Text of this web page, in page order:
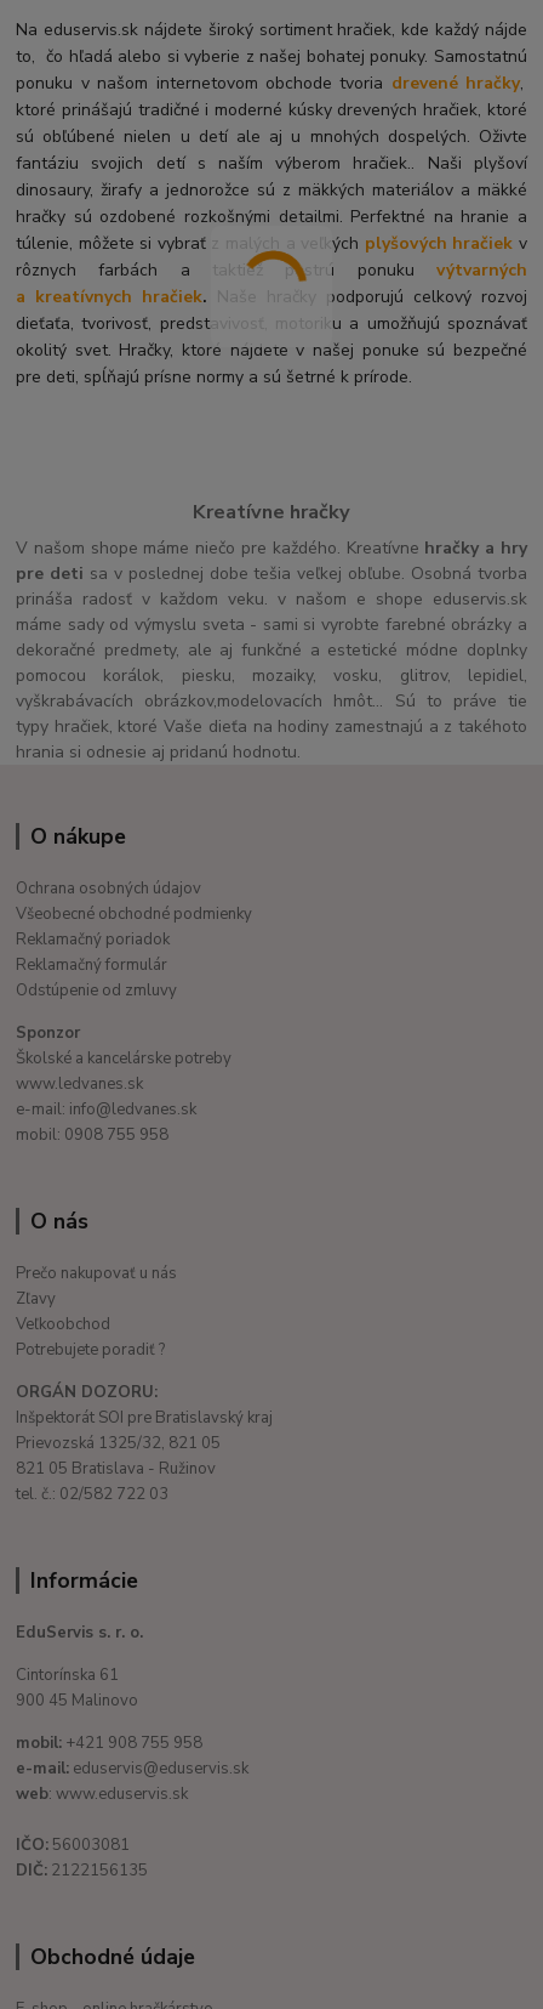
Na eduservis.sk nájdete široký sortiment hračiek, kde každý nájde
to, čo hľadá alebo si vyberie z našej bohatej ponuky. Samostatnú
ponuku v našom internetovom obchode tvoria drevené hračky,
ktoré prinášajú tradičné i moderné kúsky drevených hračiek, ktoré
sú obľúbené nielen u detí ale aj u mnohých dospelých. Oživte
fantáziu svojich detí s naším výberom hračiek.. Naši plyšoví
dinosaury, žirafy a jednorožce sú z mäkkých materiálov a mäkké
hračky sú ozdobené rozkošnými detailmi. Perfektné na hranie a
túlenie, môžete si vybrať z malých a veľkých plyšových hračiek v
rôznych farbách a taktiež pestrú ponuku výtvarných
a kreatívnych hračiek.
Naše hračky podporujú celkový rozvoj
dieťaťa, tvorivosť, predstavivosť, motoriku a umožňujú spoznávať
okolitý svet. Hračky, ktoré nájdete v našej ponuke sú bezpečné
pre deti, spĺňajú prísne normy a sú šetrné k prírode.
Kreatívne hračky
V našom shope máme niečo pre každého. Kreatívne hračky a hry
pre deti sa v poslednej dobe tešia veľkej obľube. Osobná tvorba
prináša radosť v každom veku. v našom e shope eduservis.sk
máme sady od výmyslu sveta - sami si vyrobte farebné obrázky a
dekoračné predmety, ale aj funkčné a estetické módne doplnky
pomocou korálok, piesku, mozaiky, vosku, glitrov, lepidiel,
vyškrabávacích obrázkov,modelovacích hmôt... Sú to práve tie
typy hračiek, ktoré Vaše dieťa na hodiny zamestnajú a z takéhoto
hrania si odnesie aj pridanú hodnotu.
O nákupe
Ochrana osobných údajov
Všeobecné obchodné podmienky
Reklamačný poriadok
Reklamačný formulár
Odstúpenie od zmluvy
Sponzor
Školské a kancelárske potreby
www.ledvanes.sk
e-mail: info@ledvanes.sk
mobil: 0908 755 958
O nás
Prečo nakupovať u nás
Zľavy
Veľkoobchod
Potrebujete poradiť ?
ORGÁN DOZORU:
Inšpektorát SOI pre Bratislavský kraj
Prievozská 1325/32, 821 05
821 05 Bratislava - Ružinov
tel. č.: 02/582 722 03
Informácie
EduServis s. r. o.
Cintorínska 61
900 45 Malinovo
mobil: +421 908 755 958
e-mail: eduservis@eduservis.sk
web: www.eduservis.sk
IČO: 56003081
DIČ: 2122156135
Obchodné údaje